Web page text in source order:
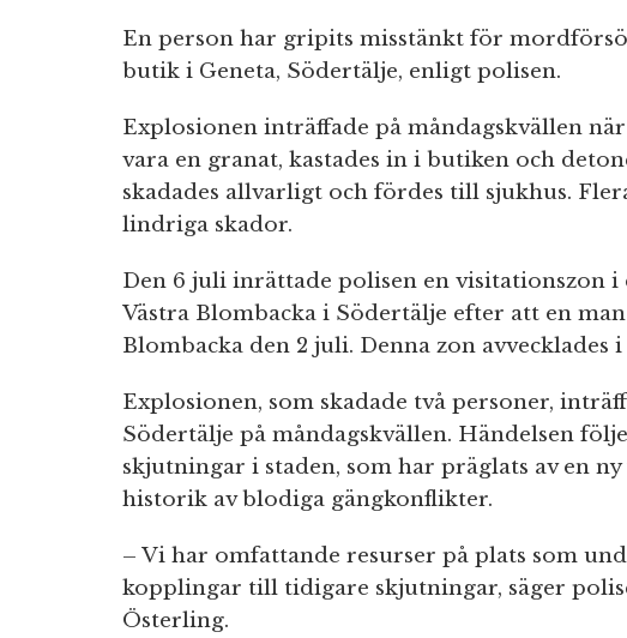
En person har gripits misstänkt för
butik i Geneta, Södertälje, enligt polisen.
Explosionen inträffade på måndagskvällen
vara en granat, kastades in i butiken och
skadades allvarligt och fördes till sjukhus.
lindriga skador.
Den 6 juli inrättade polisen en visitationszon i
Västra Blombacka i Södertälje efter att en
Blombacka den 2 juli. Denna zon avvecklades i
Explosionen, som skadade två personer,
Södertälje på måndagskvällen. Händelsen
skjutningar i staden, som har präglats av en
historik av blodiga gängkonflikter.
– Vi har omfattande resurser på plats som
kopplingar till tidigare skjutningar, säger
Österling.